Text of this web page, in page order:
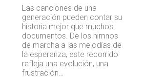
Las canciones de una
generación pueden contar su
historia mejor que muchos
documentos. De los himnos
de marcha a las melodías de
la esperanza, este recorrido
refleja una evolución, una
frustración…